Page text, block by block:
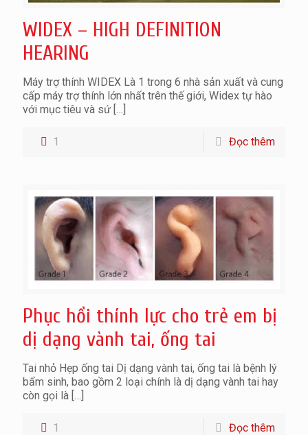
WIDEX – HIGH DEFINITION
HEARING
Máy trợ thính WIDEX Là 1 trong 6 nhà sản xuất và cung
cấp máy trợ thính lớn nhất trên thế giới, Widex tự hào
với mục tiêu và sứ […]
1 Đọc thêm
Phục hồi thính lực cho trẻ em bị
dị dạng vành tai, ống tai
Tai nhỏ Hẹp ống tai Dị dạng vành tai, ống tai là bệnh lý
bẩm sinh, bao gồm 2 loại chính là dị dạng vành tai hay
còn gọi là […]
1 Đọc thêm